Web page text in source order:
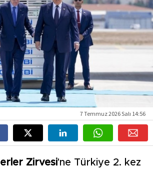
7 Temmuz 2026 Salı 14:56
Zirvesi'ne Türkiye 2. kez